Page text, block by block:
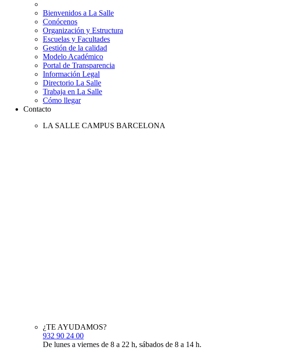
Bienvenidos a La Salle
Conócenos
Organización y Estructura
Escuelas y Facultades
Gestión de la calidad
Modelo Académico
Portal de Transparencia
Información Legal
Directorio La Salle
Trabaja en La Salle
Cómo llegar
Contacto
LA SALLE CAMPUS BARCELONA
¿TE AYUDAMOS?
932 90 24 00
De lunes a viernes de 8 a 22 h, sábados de 8 a 14 h.